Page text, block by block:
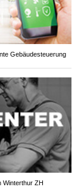
Gebäudesteuerung
Winterthur ZH